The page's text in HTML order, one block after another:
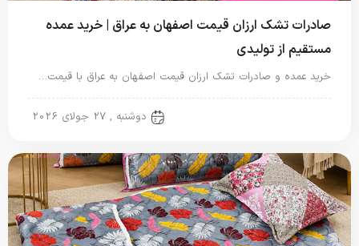
صادرات تشک ارزان قیمت اصفهان به عراق | خرید عمده
مستقیم از تولیدی
خرید عمده و صادرات تشک ارزان قیمت اصفهان به عراق با قیمت…
دوشنبه , 27 جولای 2026